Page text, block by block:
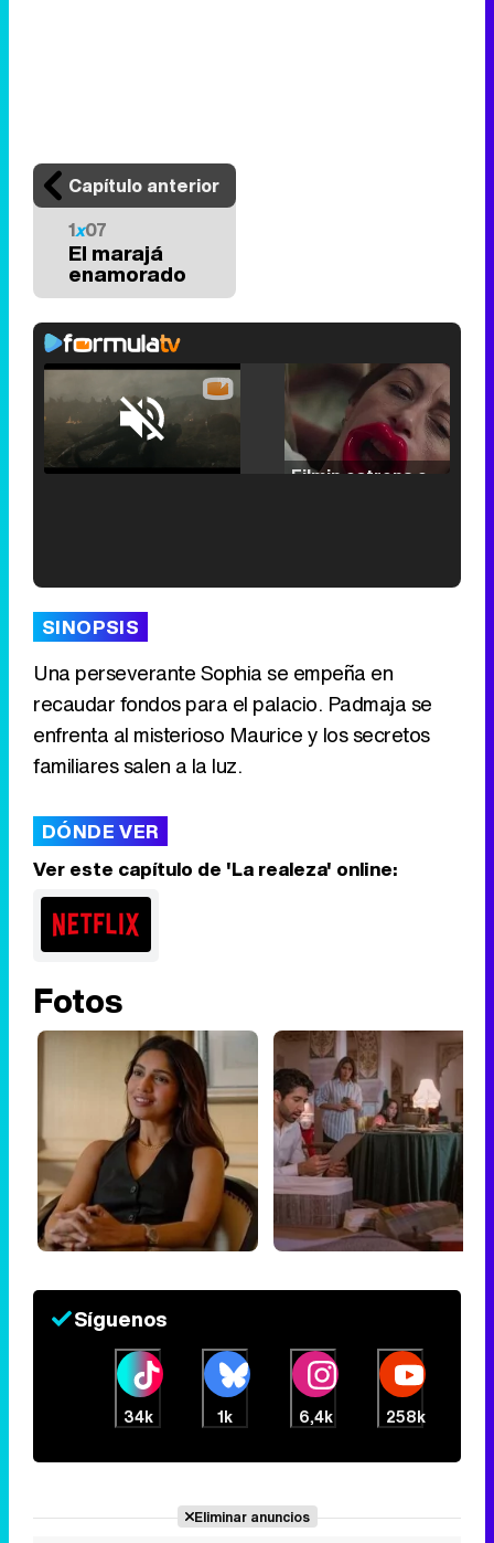
Capítulo anterior
1x07
El marajá
enamorado
/
Loaded
25.30%
Tráiler de '33 días', la nueva serie de Atresplayer con Julián Villagrán y José Manuel Poga
Canción ganadora de Eurovisión 2026: DARA con "Bangaranga" por Bulgaria
SINOPSIS
Una perseverante Sophia se empeña en
recaudar fondos para el palacio. Padmaja se
enfrenta al misterioso Maurice y los secretos
familiares salen a la luz.
DÓNDE VER
Ver este capítulo de 'La realeza' online:
Fotos
Síguenos
34k 1k 6,4k 258k
Eliminar anuncios